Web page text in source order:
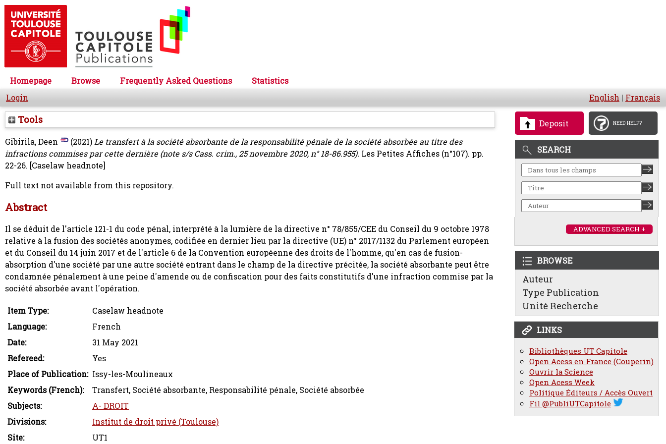
Homepage Browse Frequently Asked Questions
Statistics
Login
English | Français
Deposit NEED HELP?
SEARCH
ADVANCED SEARCH +
BROWSE
Auteur
Type Publication
Unité Recherche
LINKS
Bibliothèques UT Capitole
Open Acess en France (Couperin)
Ouvrir la Science
Open Acess Week
Politique Éditeurs / Accès Ouvert
Fil @PubliUTCapitole
Tools
Gibirila, Deen (2021)Le transfert à la société absorbante de la responsabilité pénale de la société absorbée au titre des
infractions commises par cette dernière (note s/s Cass. crim., 25 novembre 2020, n° 18-86.955). Les Petites Affiches (n°107). pp.
22-26. [Caselaw headnote]
Full text not available from this repository.
Abstract
Il se déduit de l'article 121-1 du code pénal, interprété à la lumière de la directive n° 78/855/CEE du Conseil du 9 octobre 1978
relative à la fusion des sociétés anonymes, codifiée en dernier lieu par la directive (UE) n° 2017/1132 du Parlement européen
et du Conseil du 14 juin 2017 et de l'article 6 de la Convention européenne des droits de l'homme, qu'en cas de fusion-
absorption d'une société par une autre société entrant dans le champ de la directive précitée, la société absorbante peut être
condamnée pénalement à une peine d'amende ou de confiscation pour des faits constitutifs d'une infraction commise par la
société absorbée avant l'opération.
Item Type:
Caselaw headnote
Language:
French
Date:
31 May 2021
Refereed:
Yes
Place of Publication: Issy-les-Moulineaux
Keywords (French):
Transfert, Société absorbante, Responsabilité pénale, Société absorbée
Subjects:
A- DROIT
Divisions:
Institut de droit privé (Toulouse)
Site:
UT1